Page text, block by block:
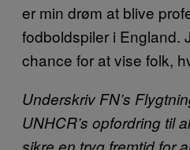
er min drøm at blive
fodboldspiler i England.
chance for at vise folk,
Underskriv FN’s
UNHCR’s opfordring til
sikre en tryg fremtid for